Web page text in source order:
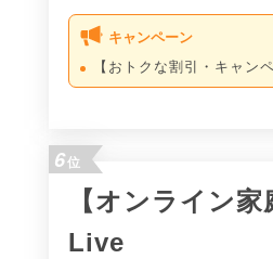
キャンペーン
【おトクな割引・キャン
6位
【オンライン
Live